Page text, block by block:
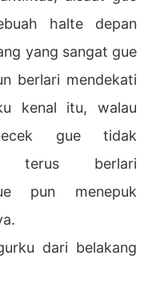
halte depan
yang sangat gue
berlari mendekati
kenal itu, walau
gue tidak
terus berlari
pun menepuk
dari belakang